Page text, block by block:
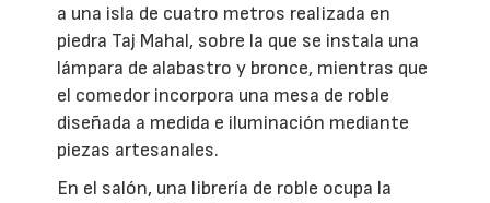
a una isla de cuatro metros realizada en
piedra Taj Mahal, sobre la que se instala una
lámpara de alabastro y bronce, mientras que
el comedor incorpora una mesa de roble
diseñada a medida e iluminación mediante
piezas artesanales.
En el salón, una librería de roble ocupa la